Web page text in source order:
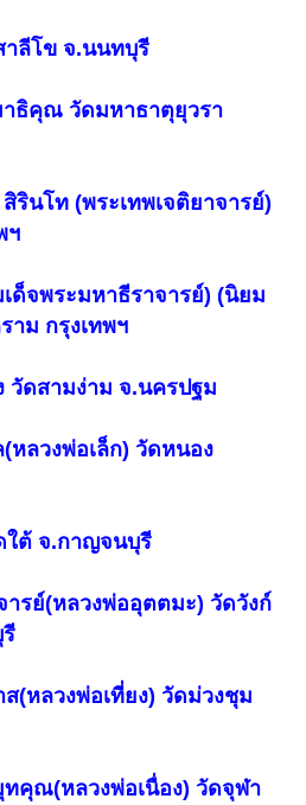
าลีโข จ.นนทบุรี
าธิคุณ วัดมหาธาตุยุวรา
รินโท (พระเทพเจติยาจารย์)
ฯ
ด็จพระมหาธีราจารย์) (นิยม
าม กรุงเทพฯ
วัดสามง่าม จ.นครปฐม
หลวงพ่อเล็ก) วัดหนอง
ใต้ จ.กาญจนบุรี
รย์(หลวงพ่ออุตตมะ) วัดวังก์
(หลวงพ่อเที่ยง) วัดม่วงชุม
คุณ(หลวงพ่อเนื่อง) วัดจุฬา